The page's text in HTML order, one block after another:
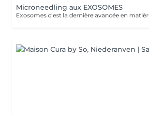
Microneedling aux EXOSOMES